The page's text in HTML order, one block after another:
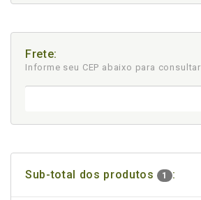
Frete:
Informe seu CEP abaixo para consultar
Sub-total dos produtos 1 :